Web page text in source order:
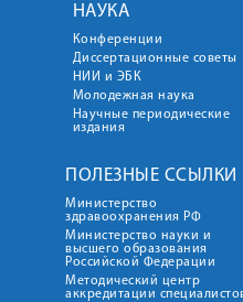
НАУКА
Конференции
Диссертационные советы
НИИ и ЭБК
Молодежная наука
Научные периодические
издания
ПОЛЕЗНЫЕ ССЫЛКИ
Министерство
здравоохранения РФ
Министерство науки и
высшего образования
Российской Федерации
Методический центр
аккредитации